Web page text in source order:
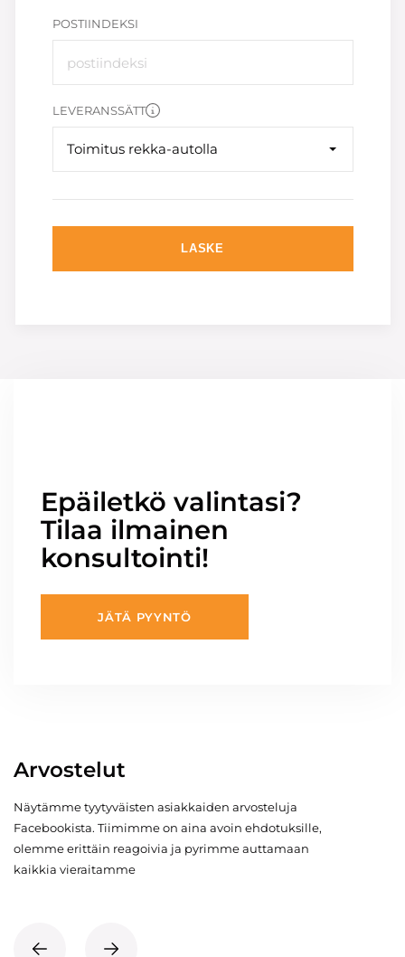
POSTIINDEKSI
LEVERANSSÄTT
Toimitus rekka-autolla
LASKE
Epäiletkö valintasi?
Tilaa ilmainen
konsultointi!
JÄTÄ PYYNTÖ
Arvostelut
Näytämme tyytyväisten asiakkaiden arvosteluja
Facebookista. Tiimimme on aina avoin ehdotuksille,
olemme erittäin reagoivia ja pyrimme auttamaan
kaikkia vieraitamme